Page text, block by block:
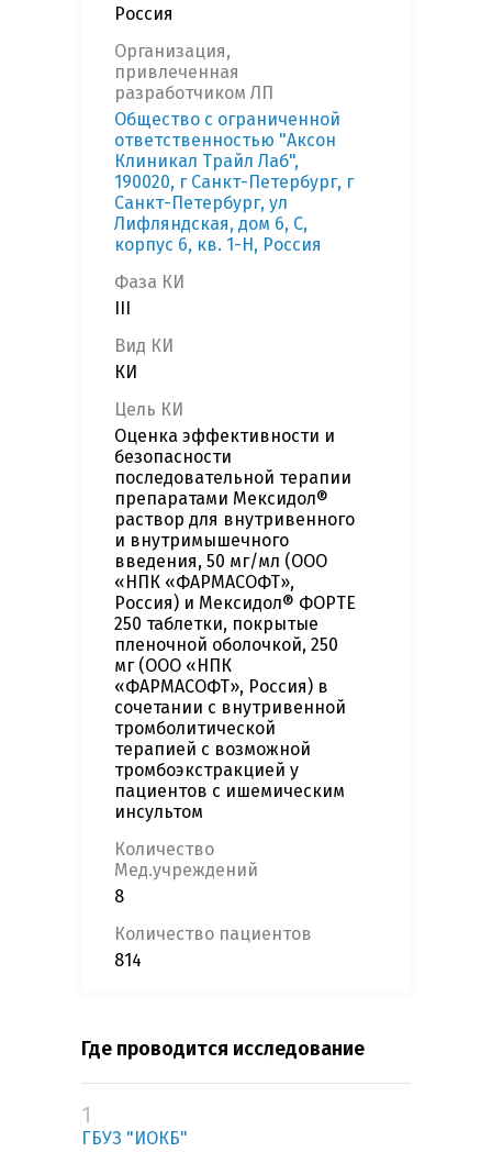
Россия
Организация,
привлеченная
разработчиком ЛП
Общество с ограниченной
ответственностью "Аксон
Клиникал Трайл Лаб",
190020, г Санкт-Петербург, г
Санкт-Петербург, ул
Лифляндская, дом 6, С,
корпус 6, кв. 1-Н, Россия
Фаза КИ
Вид КИ
КИ
Цель КИ
Оценка эффективности и
безопасности
последовательной терапии
препаратами Мексидол®
раствор для внутривенного
и внутримышечного
введения, 50 мг/мл (ООО
«НПК «ФАРМАСОФТ»,
Россия) и Мексидол® ФОРТЕ
250 таблетки, покрытые
пленочной оболочкой, 250
мг (ООО «НПК
«ФАРМАСОФТ», Россия) в
сочетании с внутривенной
тромболитической
терапией с возможной
тромбоэкстракцией у
пациентов с ишемическим
инсультом
Количество
Мед.учреждений
8
Количество пациентов
814
Где проводится исследование
1
ГБУЗ "ИОКБ"